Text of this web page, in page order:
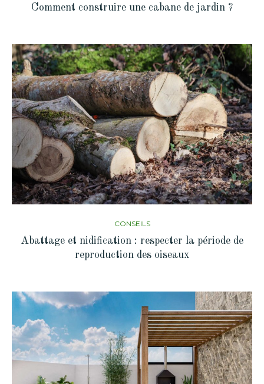
Comment construire une cabane de jardin ?
CONSEILS
Abattage et nidification : respecter la période de
reproduction des oiseaux